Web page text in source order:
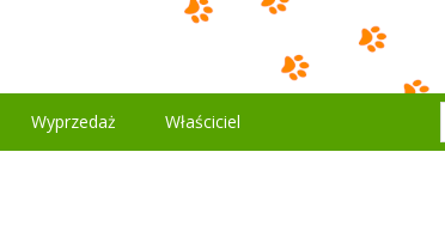
Wyprzedaż Właściciel